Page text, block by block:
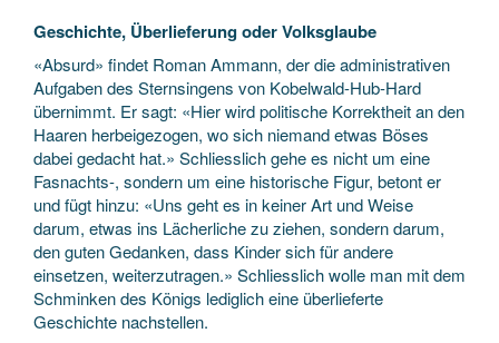
Geschichte, Überlieferung oder Volksglaube
«Absurd» findet Roman Ammann, der die administrativen
Aufgaben des Sternsingens von Kobelwald-Hub-Hard
übernimmt. Er sagt: «Hier wird politische Korrektheit an den
Haaren herbeigezogen, wo sich niemand etwas Böses
dabei ge­dacht hat.» Schliesslich gehe es nicht um eine
Fasnachts-, sondern um eine historische Figur, betont er
und fügt hinzu: «Uns geht es in keiner Art und Weise
darum, etwas ins Lächerliche zu ziehen, sondern darum,
den guten Gedanken, dass Kinder sich für andere
einsetzen, weiterzutragen.» Schliesslich wolle man mit dem
Schminken des Königs lediglich eine überlieferte
Geschichte nachstellen.